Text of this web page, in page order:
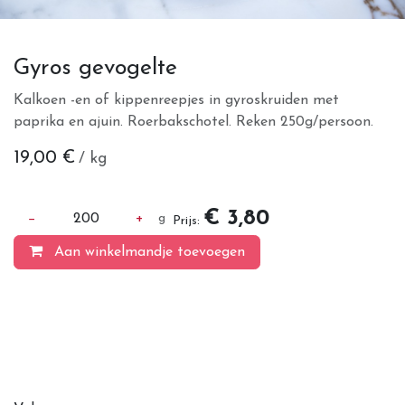
Gyros gevogelte
Kalkoen -en of kippenreepjes in gyroskruiden met
paprika en ajuin. Roerbakschotel. Reken 250g/persoon.
19,00 € / kg
Aan winkelmandje toevoegen
− 200 + g Prijs: € 3,80